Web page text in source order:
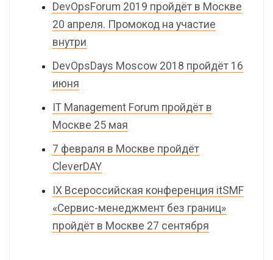
DevOpsForum 2019 пройдёт в Москве
20 апреля. Промокод на участие
внутри
DevOpsDays Moscow 2018 пройдёт 16
июня
IT Management Forum пройдёт в
Москве 25 мая
7 февраля в Москве пройдёт
CleverDAY
IX Всероссийская конференция itSMF
«Сервис-менеджмент без границ»
пройдёт в Москве 27 сентября